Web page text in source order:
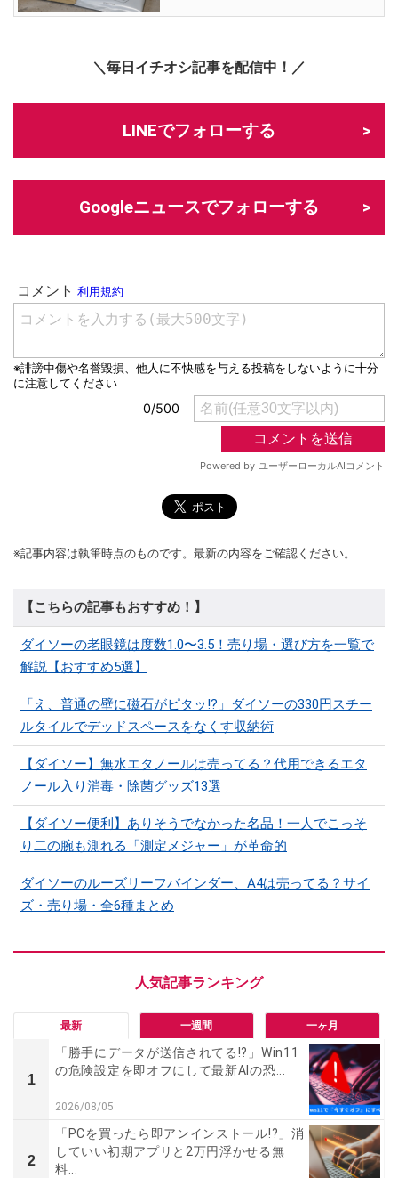
＼毎日イチオシ記事を配信中！／
LINEでフォローする
Googleニュースでフォローする
※記事内容は執筆時点のものです。最新の内容をご確認ください。
【こちらの記事もおすすめ！】
ダイソーの老眼鏡は度数1.0〜3.5！売り場・選び方を一覧で
解説【おすすめ5選】
「え、普通の壁に磁石がピタッ!?」ダイソーの330円スチー
ルタイルでデッドスペースをなくす収納術
【ダイソー】無水エタノールは売ってる？代用できるエタ
ノール入り消毒・除菌グッズ13選
【ダイソー便利】ありそうでなかった名品！一人でこっそ
り二の腕も測れる「測定メジャー」が革命的
ダイソーのルーズリーフバインダー、A4は売ってる？サイ
ズ・売り場・全6種まとめ
最新 一週間 一ヶ月
1
「勝手にデータが送信されてる!?」Win11
の危険設定を即オフにして最新AIの恐...
2026/08/05
2
「PCを買ったら即アンインストール!?」消
していい初期アプリと2万円浮かせる無
料...